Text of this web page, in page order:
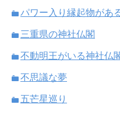
パワー入り縁起物があ
三重県の神社仏閣
不動明王がいる神社仏
不思議な夢
五芒星巡り